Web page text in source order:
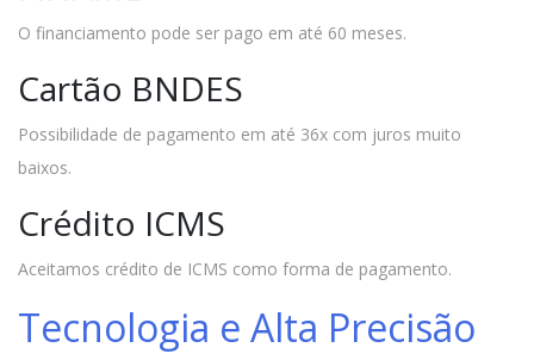
O financiamento pode ser pago em até 60 meses.
Cartão BNDES
Possibilidade de pagamento em até 36x com juros muito
baixos.
Crédito ICMS
Aceitamos crédito de ICMS como forma de pagamento.
Tecnologia e Alta Precisão